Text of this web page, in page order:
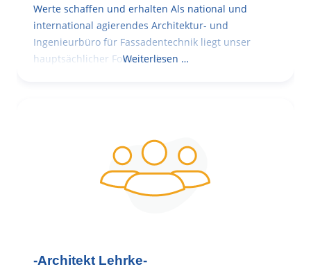
Werte schaffen und erhalten Als national und
international agierendes Architektur- und
Ingenieurbüro für Fassadentechnik liegt unser
hauptsächlicher Fokus in der
Weiterlesen …
-Architekt Lehrke-